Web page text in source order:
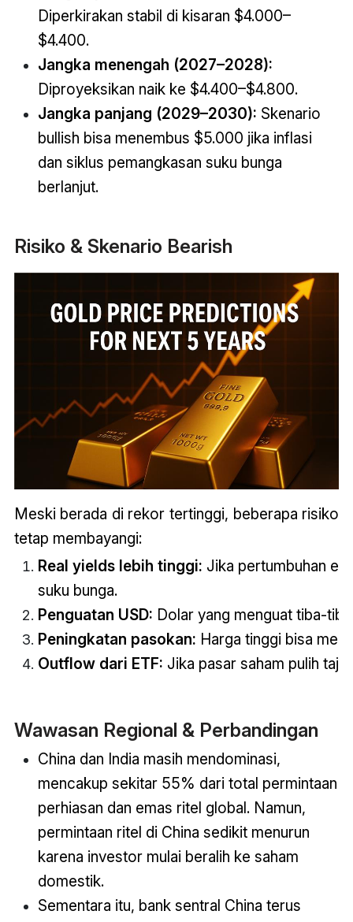
Diperkirakan stabil di kisaran $4.000–
$4.400.
Jangka menengah (2027–2028):
Diproyeksikan naik ke $4.400–$4.800.
Jangka panjang (2029–2030): Skenario
bullish bisa menembus $5.000 jika inflasi
dan siklus pemangkasan suku bunga
berlanjut.
Risiko & Skenario Bearish
Meski berada di rekor tertinggi, beberapa risiko
tetap membayangi:
Real yields lebih tinggi: Jika pertumbuhan
suku bunga.
Penguatan USD: Dolar yang menguat tiba-
Peningkatan pasokan: Harga tinggi bisa
Outflow dari ETF: Jika pasar saham pulih
Wawasan Regional & Perbandingan
China dan India masih mendominasi,
mencakup sekitar 55% dari total permintaan
perhiasan dan emas ritel global. Namun,
permintaan ritel di China sedikit menurun
karena investor mulai beralih ke saham
domestik.
Sementara itu, bank sentral China terus